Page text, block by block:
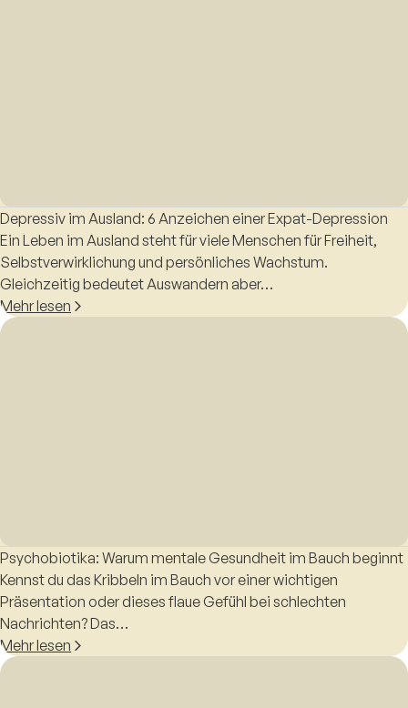
Depressiv im Ausland: 6 Anzeichen einer Expat-Depression
Ein Leben im Ausland steht für viele Menschen für Freiheit,
Selbstverwirklichung und persönliches Wachstum.
Gleichzeitig bedeutet Auswandern aber…
Mehr lesen
Psychobiotika: Warum mentale Gesundheit im Bauch beginnt
Kennst du das Kribbeln im Bauch vor einer wichtigen
Präsentation oder dieses flaue Gefühl bei schlechten
Nachrichten? Das…
Mehr lesen